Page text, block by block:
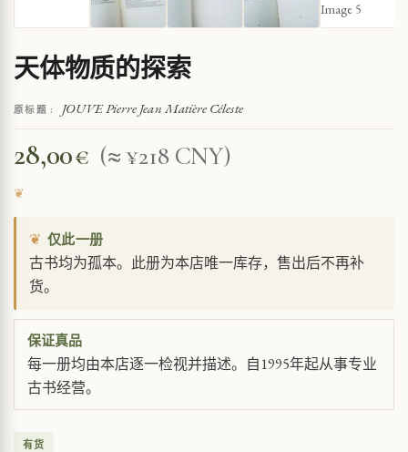
天体物质的探索
原标题 : JOUVE Pierre Jean Matière Céleste
28,00€ (≈ ¥218 CNY)
❦ 仅此一册
古书均为孤本。此册为本店唯一库存，售出后不再补
货。
保证真品
每一册均由本店逐一检视并描述。自1995年起从事专业
古书经营。
有货